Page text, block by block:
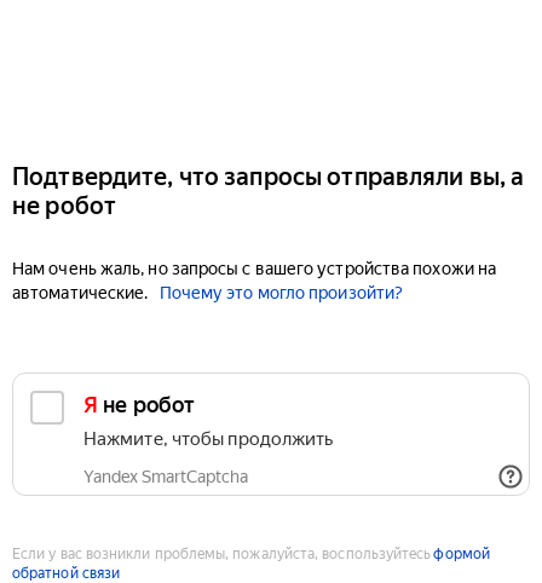
Подтвердите, что запросы отправляли вы, а
не робот
Нам очень жаль, но запросы с вашего устройства похожи на
автоматические.
Почему это могло произойти?
Я не робот
Нажмите, чтобы продолжить
Yandex SmartCaptcha
Если у вас возникли проблемы, пожалуйста, воспользуйтесьформой
обратной связи